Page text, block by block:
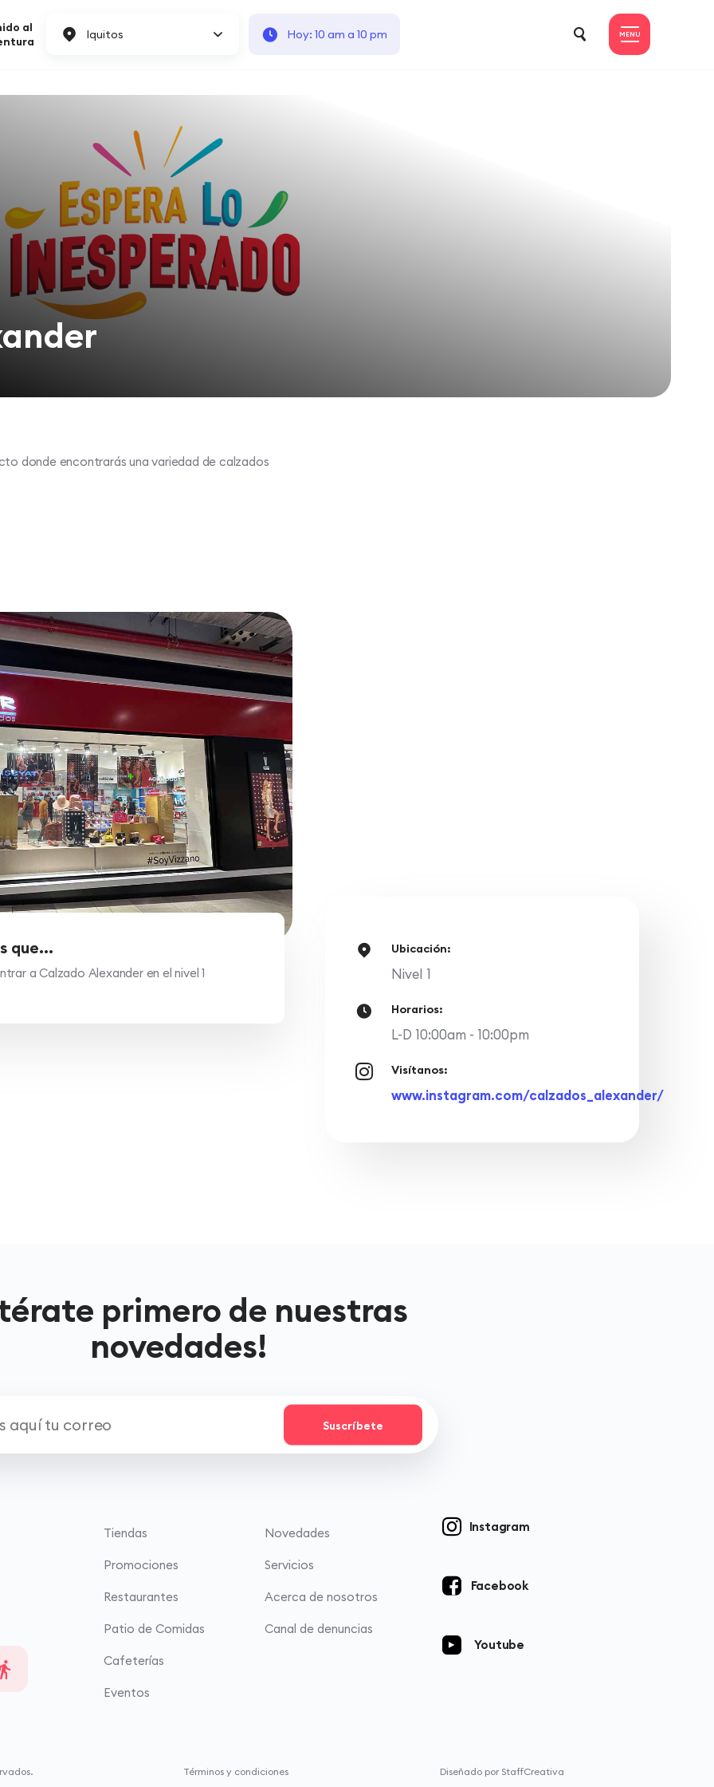
al
Iquitos Hoy: 10 am a 10 pm MENU
donde encontrarás una variedad de calzados
que...
a Calzado Alexander en el nivel 1
Ubicación:
Nivel 1
Horarios:
L-D 10:00am - 10:00pm
Visítanos:
www.instagram.com/calzados_alexander/
primero de nuestras
novedades!
Suscríbete
Tiendas
Promociones
Restaurantes
Patio de Comidas
Cafeterías
Eventos
Novedades
Servicios
Acerca de nosotros
Canal de denuncias
Instagram
Facebook
Youtube
Términos y condiciones Diseñado por StaffCreativa